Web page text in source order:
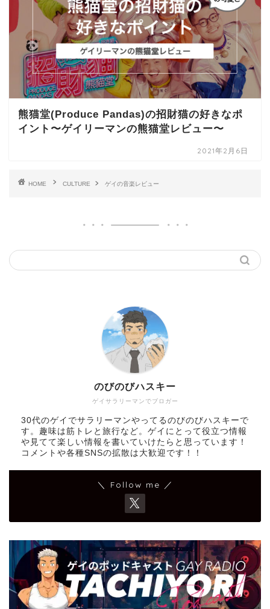
熊猫堂(Produce Pandas)の招財猫の好きなポ
イント〜ゲイリーマンの熊猫堂レビュー〜
2021年2月6日
HOME CULTURE ゲイの音楽レビュー
ゲイサラリーマンでブロガー
のびのびハスキー
30代のゲイでサラリーマンやってるのびのびハスキーで
す。趣味は筋トレと旅行など。ゲイにとって役立つ情報
や見てて楽しい情報を書いていけたらと思っています！
コメントや各種SNSの拡散は大歓迎です！！
＼ Follow me ／